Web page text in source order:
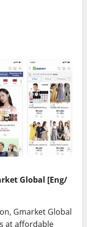
Global [Eng/
Gmarket Global
at affordable